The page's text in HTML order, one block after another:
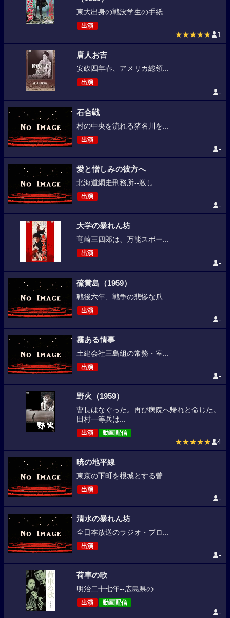
東大出身の戦没学生の手紙...
出演
★★★★★ 1
唐人お吉
安政四年春、アメリカ総領...
出演
-
石合戦
村の中央を流れる猪名川を...
出演
-
愛と憎しみの彼方へ
北海道網走刑務所--激し...
出演
-
大学の暴れん坊
竜崎三四郎は、万能スポー...
出演
-
硫黄島（1959）
戦後六年、戦争の悲惨な爪...
出演
-
霧ある情事
土建会社三島組の常務・室...
出演
-
野火（1959）
曹長はなぐった。再び病院へ帰れと命じた。
田村一等兵は...
出演 動画配信
★★★★★ 4
暁の地平線
東京の下町を根城とする曽...
出演
-
清水の暴れん坊
全日本放送のラジオ・プロ...
出演
-
荷車の歌
明治二十七年--広島県の...
出演 動画配信
-